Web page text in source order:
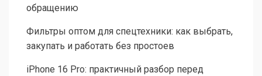
обращению
Фильтры оптом для спецтехники: как выбрать,
закупать и работать без простоев
iPhone 16 Pro: практичный разбор перед